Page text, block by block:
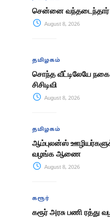
சென்னை வந்தடைந்தார்
August 8, 2026
தமிழகம்
சொந்த வீட்டிலேயே நகை
சிசிடிவி
August 8, 2026
தமிழகம்
ஆம்புலன்ஸ்
வழங்க ஆணை
August 8, 2026
கரூர்
கரூர் அரசு பணி ரத்து